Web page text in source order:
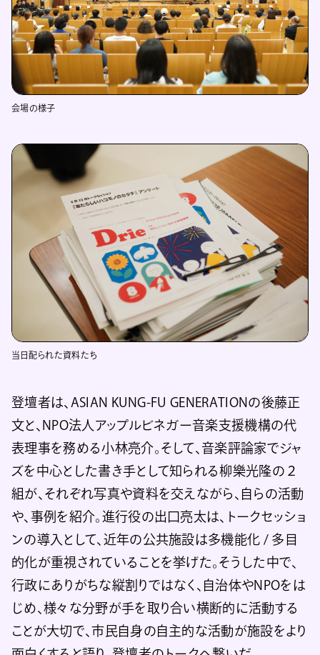
会場の様子
当日配られた資料たち
登壇者は、ASIAN KUNG-FU GENERATIONの後藤正
文と、NPO法人アップルビネガー音楽支援機構の代
表理事を務める小林亮介。そして、音楽評論家でジャ
ズを中心とした書き手として知られる柳樂光隆の２
組が、それぞれ写真や資料を交えながら、自らの活動
や、事例を紹介。進行役の出口亮太は、トークセッショ
ンの導入として、近年の公共施設は多機能化 / 多目
的化が重視されていることを挙げた。そうした中で、
行政にありがちな縦割りではなく、自治体やNPOをは
じめ、様々な分野が手を取り合い横断的に活動する
ことが大切で、市民自身の自主的な活動が施設をより